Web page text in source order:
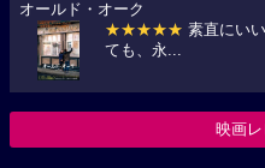
オールド・オーク
★★★★★ 素直にい
ても、永...
映画